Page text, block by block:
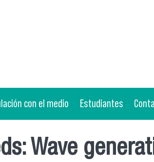
con el medio Estudiantes
Wave